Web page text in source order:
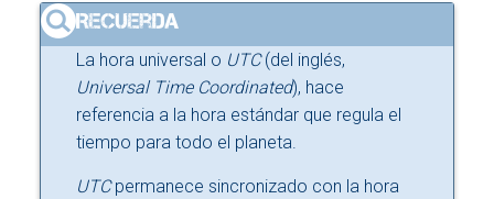
La hora universal o UTC(del inglés,
Universal Time Coordinated), hace
referencia a la hora estándar que regula el
tiempo para todo el planeta.
UTCpermanece sincronizado con la hora